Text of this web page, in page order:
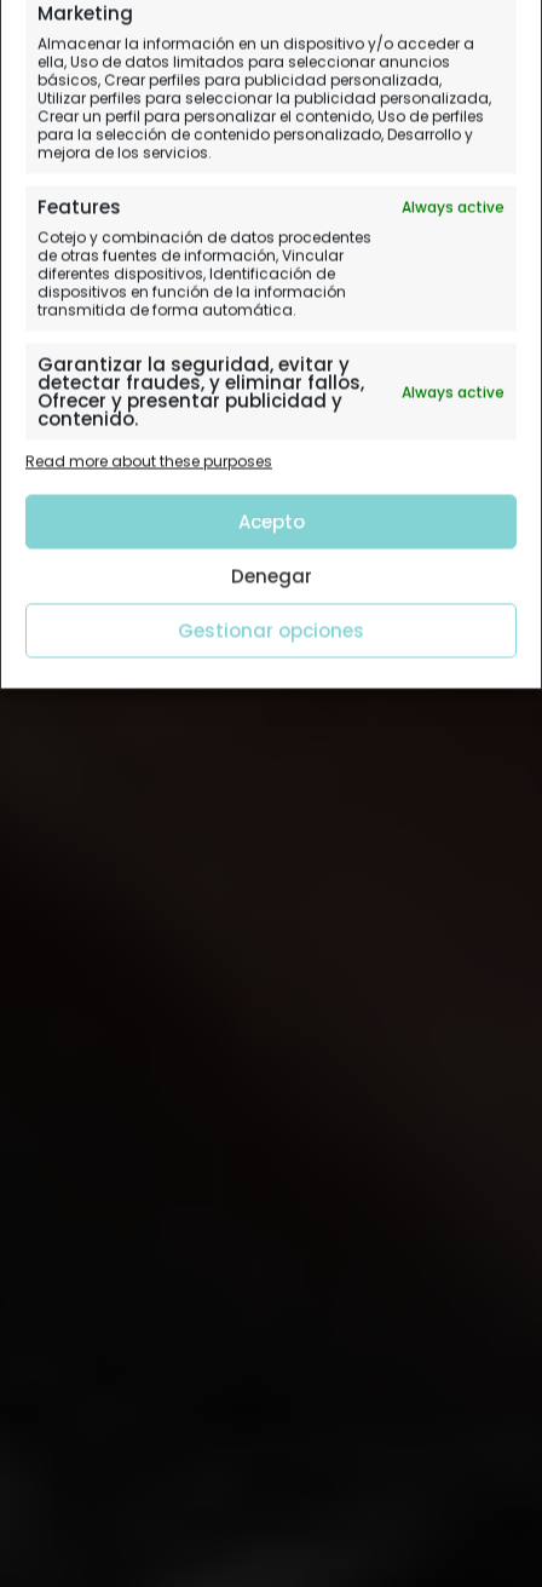
Marketing
Almacenar la información en un dispositivo y/o acceder a
ella, Uso de datos limitados para seleccionar anuncios
básicos, Crear perfiles para publicidad personalizada,
Utilizar perfiles para seleccionar la publicidad personalizada,
Crear un perfil para personalizar el contenido, Uso de perfiles
para la selección de contenido personalizado, Desarrollo y
mejora de los servicios.
Features
Always active
Cotejo y combinación de datos procedentes
de otras fuentes de información, Vincular
diferentes dispositivos, Identificación de
dispositivos en función de la información
transmitida de forma automática.
Garantizar la seguridad, evitar y
detectar fraudes, y eliminar fallos,
Ofrecer y presentar publicidad y
contenido.
Always active
Read more about these purposes
Acepto
Denegar
Gestionar opciones